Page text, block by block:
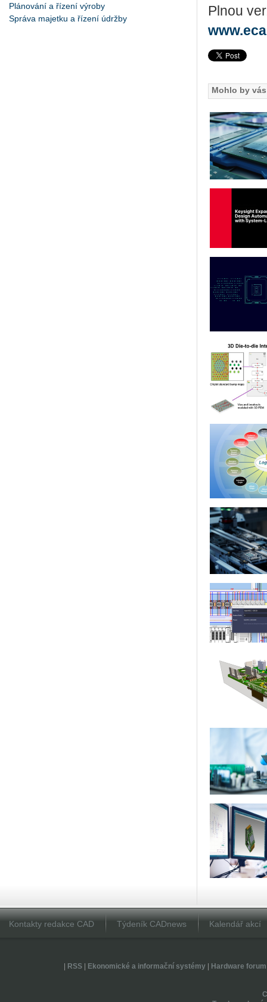
Plánování a řízení výroby
Správa majetku a řízení údržby
Plnou
Mohlo by
Kontakty redakce CAD Týdeník CADnews Kalendář akcí
RSS| Ekonomické a informační systémy| Hardware forum